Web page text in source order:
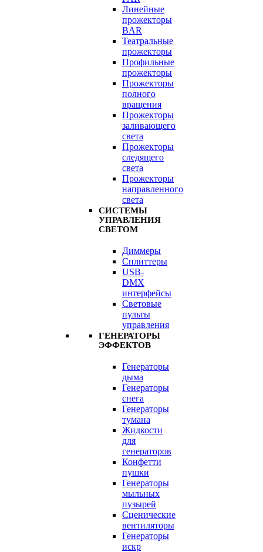
Линейные
прожекторы
BAR
Театральные
прожекторы
Профильные
прожекторы
Прожекторы
полного
вращения
Прожекторы
заливающего
света
Прожекторы
следящего
света
Прожекторы
направленного
света
СИСТЕМЫ
УПРАВЛЕНИЯ
СВЕТОМ
Диммеры
Сплиттеры
USB-
DMX
интерфейсы
Световые
пульты
управления
ГЕНЕРАТОРЫ
ЭФФЕКТОВ
Генераторы
дыма
Генераторы
снега
Генераторы
тумана
Жидкости
для
генераторов
Конфетти
пушки
Генераторы
мыльных
пузырей
Сценические
вентиляторы
Генераторы
искр